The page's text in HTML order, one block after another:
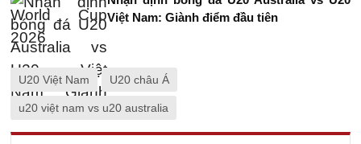
Việt Nam: Giành điểm đầu tiên
U20 Việt Nam U20 châu Á
u20 việt nam vs u20 australia